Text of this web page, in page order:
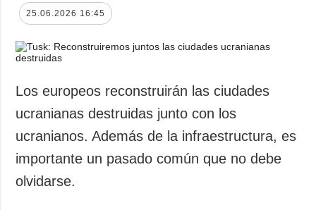
Reconstrucción
Política
Defensa
Sociedad y
Cultura
Deportes
Crimen
privacidad y
protección de
datos personales
25.06.2026 16:45
Los europeos reconstruirán las ciudades
ucranianas destruidas junto con los
ucranianos. Además de la infraestructura, es
importante un pasado común que no debe
olvidarse.